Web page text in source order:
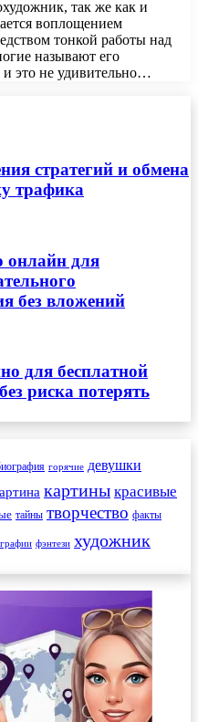
так же как и
воплощением
тонкой работы над
называют его
и это не удивительно…
стратегий и обмена
трафика
онлайн для
без вложений
для бесплатной
риска потерять
горячие девушки
картины красивые
тайны творчество факты
фэнтези художник